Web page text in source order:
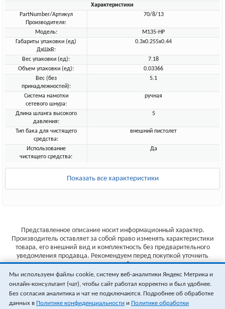
Характеристики
PartNumber/Артикул
Производителя:
70/8/13
Модель:
M135-HP
Габариты упаковки (ед)
ДхШхВ:
0.3x0.255x0.44
Вес упаковки (ед):
7.18
Объем упаковки (ед):
0.03366
Вес (без
принадлежностей):
5.1
Система намотки
сетевого шнура:
ручная
Длина шланга высокого
давления:
5
Тип бака для чистящего
средства:
внешний пистолет
Использование
чистящего средства:
Да
Показать все характеристики
Представленное описание носит информационный характер.
Производитель оставляет за собой право изменять характеристики
товара, его внешний вид и комплектность без предварительного
уведомления продавца. Рекомендуем перед покупкой уточнить
характеристики товара на сайте производителя.
Указанные цены не являются публичной офертой (ст.435 ГК РФ).
Стоимость и наличие товара уточняйте у менеджера.
Мы используем файлы cookie, систему веб-аналитики Яндекс Метрика и
онлайн-консультант (чат), чтобы сайт работал корректно и был удобнее.
Без согласия аналитика и чат не подключаются. Подробнее об обработке
данных в Политике конфиденциальности и Политике обработки